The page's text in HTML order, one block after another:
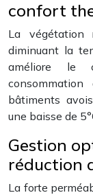
confort
La végétation
diminuant la
améliore le
bâtiments
une baisse de
Gestion
réduction
La forte